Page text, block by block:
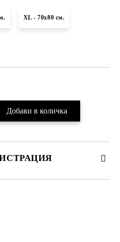
XL - 70х80 см.
на работния ден.